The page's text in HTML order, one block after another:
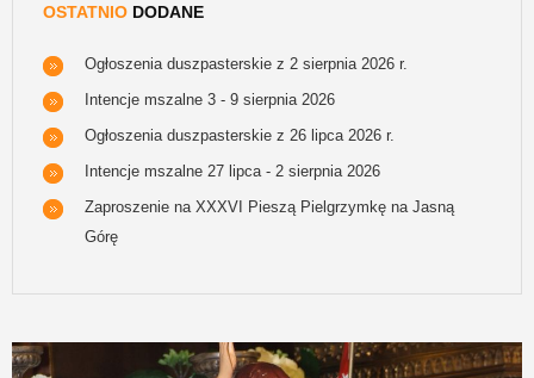
OSTATNIO DODANE
Ogłoszenia duszpasterskie z 2 sierpnia 2026 r.
Intencje mszalne 3 - 9 sierpnia 2026
Ogłoszenia duszpasterskie z 26 lipca 2026 r.
Intencje mszalne 27 lipca - 2 sierpnia 2026
Zaproszenie na XXXVI Pieszą Pielgrzymkę na Jasną
Górę